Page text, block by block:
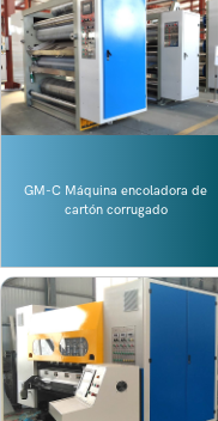
GM-C Máquina encoladora de
cartón corrugado